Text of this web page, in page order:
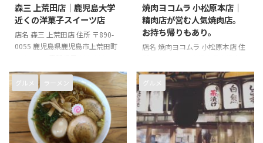
森三 上荒田店｜鹿児島大学
近くの洋菓子スイーツ店
店名 森三 上荒田店 住所 〒890-
0055 鹿児島県鹿児島市上荒田町
7000 営業時間 9時30分～19時30
分 店休日 無し
焼肉ヨコムラ 小松原本店｜
精肉店が営む人気焼肉店。
お持ち帰りもあり。
店名 焼肉ヨコムラ 小松原本店 住
小松原１丁目４３−１９ 電話番号
099-266-2003 営業時間 12時00
分～14時00分、17時00分～22時
00分 店休日 火曜日
グルメ ラーメン グルメ